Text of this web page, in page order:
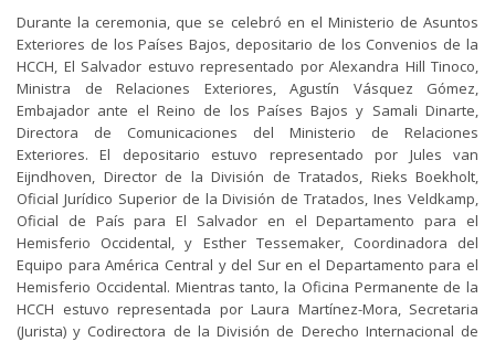
Durante la ceremonia, que se celebró en el Ministerio de Asuntos
Exteriores de los Países Bajos, depositario de los Convenios de la
HCCH, El Salvador estuvo representado por Alexandra Hill Tinoco,
Ministra de Relaciones Exteriores, Agustín Vásquez Gómez,
Embajador ante el Reino de los Países Bajos y Samali Dinarte,
Directora de Comunicaciones del Ministerio de Relaciones
Exteriores. El depositario estuvo representado por Jules van
Eijndhoven, Director de la División de Tratados, Rieks Boekholt,
Oficial Jurídico Superior de la División de Tratados, Ines Veldkamp,
Oficial de País para El Salvador en el Departamento para el
Hemisferio Occidental, y Esther Tessemaker, Coordinadora del
Equipo para América Central y del Sur en el Departamento para el
Hemisferio Occidental. Mientras tanto, la Oficina Permanente de la
HCCH estuvo representada por Laura Martínez-Mora, Secretaria
(Jurista) y Codirectora de la División de Derecho Internacional de